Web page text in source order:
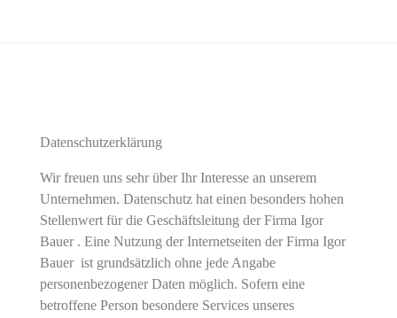
Datenschutzerklärung
Wir freuen uns sehr über Ihr Interesse an unserem
Unternehmen. Datenschutz hat einen besonders hohen
Stellenwert für die Geschäftsleitung der Firma Igor
Bauer . Eine Nutzung der Internetseiten der Firma Igor
Bauer ist grundsätzlich ohne jede Angabe
personenbezogener Daten möglich. Sofern eine
betroffene Person besondere Services unseres